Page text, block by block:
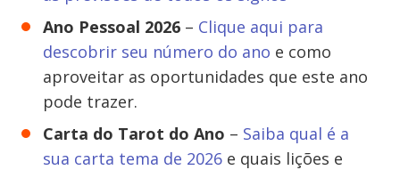
Ano Pessoal 2026 – Clique aqui para
descobrir seu número do ano e como
aproveitar as oportunidades que este ano
pode trazer.
Carta do Tarot do Ano – Saiba qual é a
sua carta tema de 2026 e quais lições e